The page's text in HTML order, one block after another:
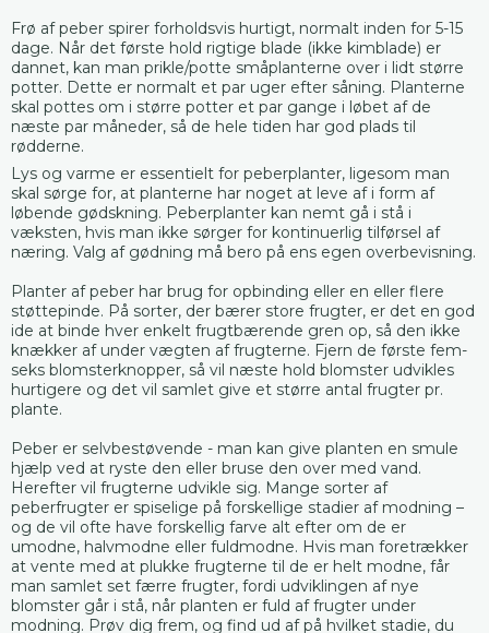
Frø af peber spirer forholdsvis hurtigt, normalt inden for 5-15
dage. Når det første hold rigtige blade (ikke kimblade) er
dannet, kan man prikle/potte småplanterne over i lidt større
potter. Dette er normalt et par uger efter såning. Planterne
skal pottes om i større potter et par gange i løbet af de
næste par måneder, så de hele tiden har god plads til
rødderne.
Lys og varme er essentielt for peberplanter, ligesom man
skal sørge for, at planterne har noget at leve af i form af
løbende gødskning. Peberplanter kan nemt gå i stå i
væksten, hvis man ikke sørger for kontinuerlig tilførsel af
næring. Valg af gødning må bero på ens egen overbevisning.
Planter af peber har brug for opbinding eller en eller flere
støttepinde. På sorter, der bærer store frugter, er det en god
ide at binde hver enkelt frugtbærende gren op, så den ikke
knækker af under vægten af frugterne. Fjern de første fem-
seks blomsterknopper, så vil næste hold blomster udvikles
hurtigere og det vil samlet give et større antal frugter pr.
plante.
Peber er selvbestøvende - man kan give planten en smule
hjælp ved at ryste den eller bruse den over med vand.
Herefter vil frugterne udvikle sig. Mange sorter af
peberfrugter er spiselige på forskellige stadier af modning –
og de vil ofte have forskellig farve alt efter om de er
umodne, halvmodne eller fuldmodne. Hvis man foretrækker
at vente med at plukke frugterne til de er helt modne, får
man samlet set færre frugter, fordi udviklingen af nye
blomster går i stå, når planten er fuld af frugter under
modning. Prøv dig frem, og find ud af på hvilket stadie, du